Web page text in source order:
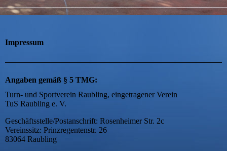
Impressum
Angaben gemäß § 5 TMG:
Turn- und Sportverein Raubling, eingetragener Verein
TuS Raubling e. V.
Geschäftsstelle/Postanschrift: Rosenheimer Str. 2c
Vereinssitz: Prinzregentenstr. 26
83064 Raubling